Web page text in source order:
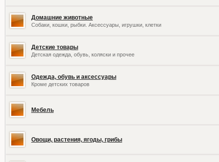
Домашние животные
Собаки, кошки, рыбки. Аксессуары, игрушки, клетки
Детские товары
Детская одежда, обувь, коляски и прочее
Одежда, обувь и аксессуары
Кроме детских товаров
Мебель
Овощи, растения, ягоды, грибы